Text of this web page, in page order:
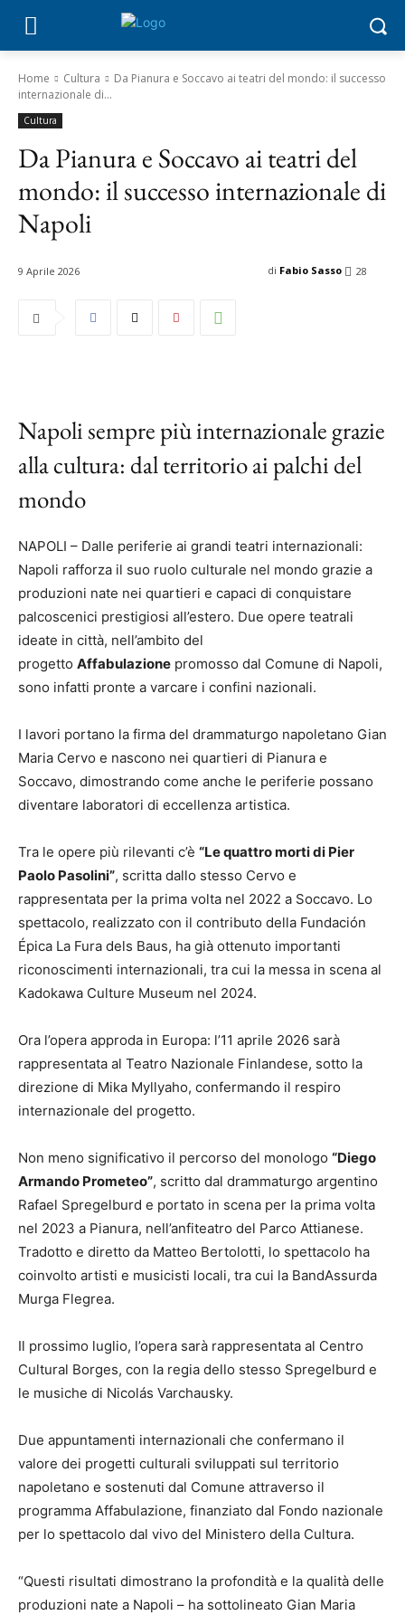
Home Cultura
Da Pianura e Soccavo ai teatri del mondo: il successo
internazionale di...
Cultura
Da Pianura e Soccavo ai teatri del
mondo: il successo internazionale di
Napoli
9 Aprile 2026 28
di Fabio Sasso
Napoli sempre più internazionale grazie
alla cultura: dal territorio ai palchi del
mondo
NAPOLI – Dalle periferie ai grandi teatri internazionali:
Napoli rafforza il suo ruolo culturale nel mondo grazie a
produzioni nate nei quartieri e capaci di conquistare
palcoscenici prestigiosi all’estero. Due opere teatrali
ideate in città, nell’ambito del
progetto Affabulazione promosso dal Comune di Napoli,
sono infatti pronte a varcare i confini nazionali.
I lavori portano la firma del drammaturgo napoletano Gian
Maria Cervo e nascono nei quartieri di Pianura e
Soccavo, dimostrando come anche le periferie possano
diventare laboratori di eccellenza artistica.
Tra le opere più rilevanti c’è “Le quattro morti di Pier
Paolo Pasolini”, scritta dallo stesso Cervo e
rappresentata per la prima volta nel 2022 a Soccavo. Lo
spettacolo, realizzato con il contributo della Fundación
Épica La Fura dels Baus, ha già ottenuto importanti
riconoscimenti internazionali, tra cui la messa in scena al
Kadokawa Culture Museum nel 2024.
Ora l’opera approda in Europa: l’11 aprile 2026 sarà
rappresentata al Teatro Nazionale Finlandese, sotto la
direzione di Mika Myllyaho, confermando il respiro
internazionale del progetto.
Non meno significativo il percorso del monologo “Diego
Armando Prometeo”, scritto dal drammaturgo argentino
Rafael Spregelburd e portato in scena per la prima volta
nel 2023 a Pianura, nell’anfiteatro del Parco Attianese.
Tradotto e diretto da Matteo Bertolotti, lo spettacolo ha
coinvolto artisti e musicisti locali, tra cui la BandAssurda
Murga Flegrea.
Il prossimo luglio, l’opera sarà rappresentata al Centro
Cultural Borges, con la regia dello stesso Spregelburd e
le musiche di Nicolás Varchausky.
Due appuntamenti internazionali che confermano il
valore dei progetti culturali sviluppati sul territorio
napoletano e sostenuti dal Comune attraverso il
programma Affabulazione, finanziato dal Fondo nazionale
per lo spettacolo dal vivo del Ministero della Cultura.
“Questi risultati dimostrano la profondità e la qualità delle
produzioni nate a Napoli – ha sottolineato Gian Maria